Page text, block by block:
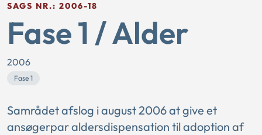
SAGS NR.: 2006-18
Fase 1 / Alder
2006
Fase 1
Samrådet afslog i august 2006 at give et
ansøgerpar aldersdispensation til adoption af